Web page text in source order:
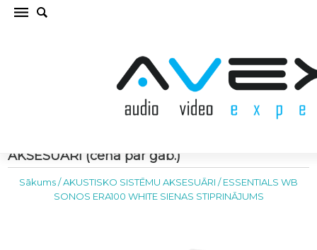
AKSESUĀRI (cena par gab.)
Sākums/AKUSTISKO SISTĒMU AKSESUĀRI /ESSENTIALS WB
SONOS ERA100 WHITE SIENAS STIPRINĀJUMS